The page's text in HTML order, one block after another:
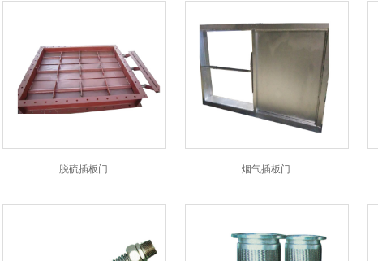
脱硫插板门 烟气插板门